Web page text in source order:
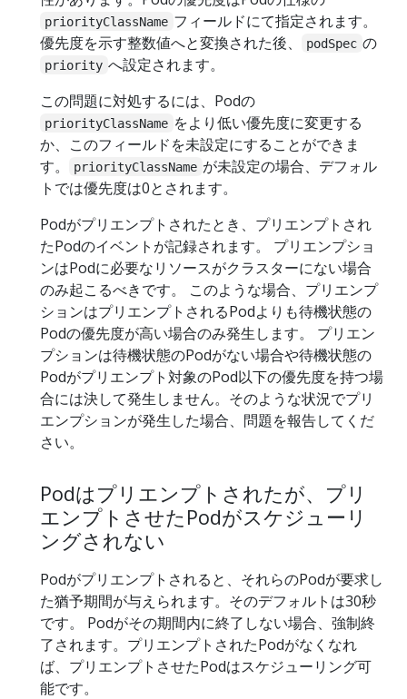
priorityClassName フィールドにて指定されます。
優先度を示す整数値へと変換された後、
podSpec の
priority へ設定されます。
この問題に対処するには、Podの
priorityClassName をより低い優先度に変更する
か、このフィールドを未設定にすることができま
す。
priorityClassName が未設定の場合、デフォル
トでは優先度は0とされます。
Podがプリエンプトされたとき、プリエンプトされ
たPodのイベントが記録されます。 プリエンプショ
ンはPodに必要なリソースがクラスターにない場合
のみ起こるべきです。 このような場合、プリエンプ
ションはプリエンプトされるPodよりも待機状態の
Podの優先度が高い場合のみ発生します。 プリエン
プションは待機状態のPodがない場合や待機状態の
Podがプリエンプト対象のPod以下の優先度を持つ場
合には決して発生しません。そのような状況でプリ
エンプションが発生した場合、問題を報告してくだ
さい。
Podはプリエンプトされたが、プリ
エンプトさせたPodがスケジューリ
ングされない
Podがプリエンプトされると、それらのPodが要求し
た猶予期間が与えられます。そのデフォルトは30秒
です。 Podがその期間内に終了しない場合、強制終
了されます。プリエンプトされたPodがなくなれ
ば、プリエンプトさせたPodはスケジューリング可
能です。